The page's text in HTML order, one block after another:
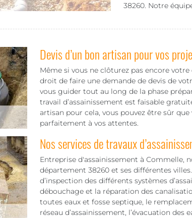
38260. Notre
Devis d’un bon artisan pour vos
Même si vous ne clôturez pas encore
droit de faire une demande de devis de
vous guider tout au long de la phase
travail d’assainissement est faisable
artisan pour cela, vous pouvez être sûr
parfaitement à vos attentes.
Nos services de travaux
Entreprise d'assainissement à Commelle,
département 38260 et ses différentes
d’inspection des différents systèmes
débouchage et la réparation des
toutes eaux et fosse septique, le
réseau d’assainissement, l’évacuation des